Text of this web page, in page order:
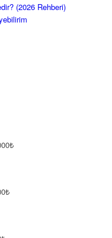
(2026 Rehberi)
₺
₺